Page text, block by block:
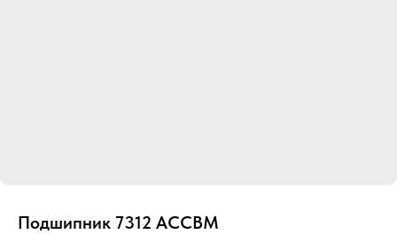
Подшипник 7312 ACCBM